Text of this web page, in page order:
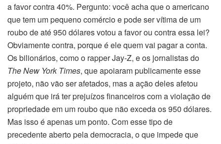
a favor contra 40%. Pergunto: você acha que o americano
que tem um pequeno comércio e pode ser vítima de um
roubo de até 950 dólares votou a favor ou contra essa lei?
Obviamente contra, porque é ele quem vai pagar a conta.
Os bilionários, como o rapper Jay-Z, e os jornalistas do
The New York Times, que apoiaram publicamente esse
projeto, não vão ser afetados, mas a ação deles afetou
alguém que irá ter prejuízos financeiros com a violação de
propriedade em um roubo que não exceda os 950 dólares.
Mas isso é apenas um ponto. Com esse tipo de
precedente aberto pela democracia, o que impede que